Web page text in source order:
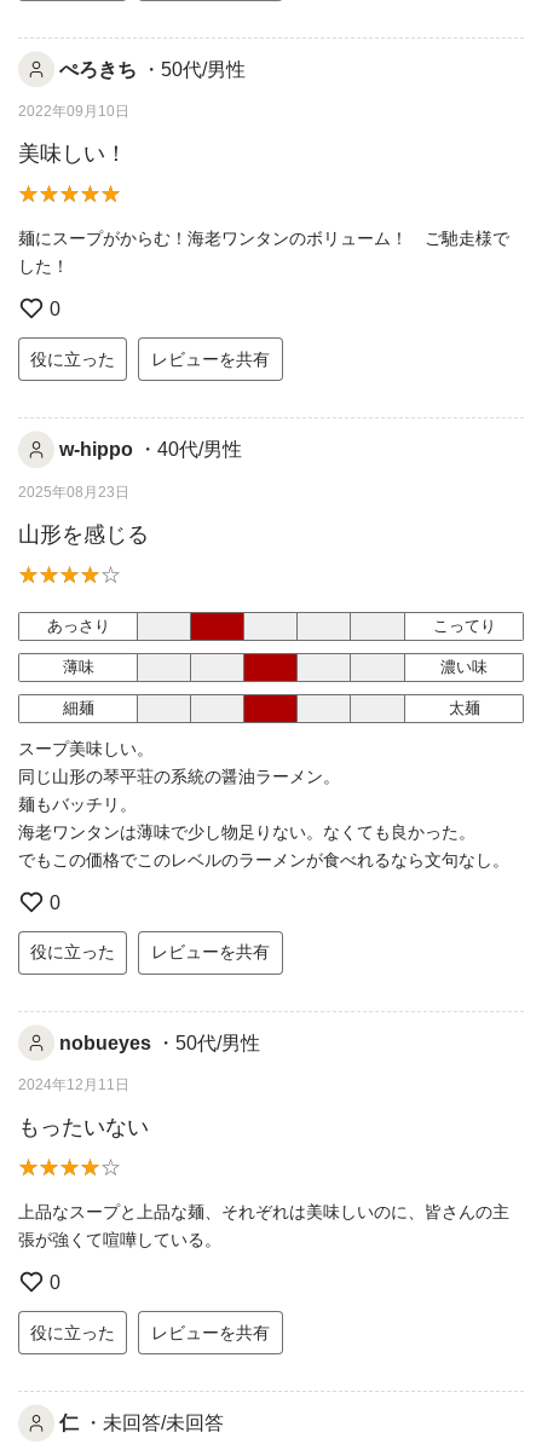
ぺろきち ・50代/男性
2022年09月10日
美味しい！
麺にスープがからむ！海老ワンタンのボリューム！ ご馳走様で
した！
0
役に立った レビューを共有
w-hippo ・40代/男性
2025年08月23日
山形を感じる
あっさり こってり
薄味 濃い味
細麺 太麺
スープ美味しい。
同じ山形の琴平荘の系統の醤油ラーメン。
麺もバッチリ。
海老ワンタンは薄味で少し物足りない。なくても良かった。
でもこの価格でこのレベルのラーメンが食べれるなら文句なし。
0
役に立った レビューを共有
nobueyes ・50代/男性
2024年12月11日
もったいない
上品なスープと上品な麺、それぞれは美味しいのに、皆さんの主
張が強くて喧嘩している。
0
役に立った レビューを共有
仁 ・未回答/未回答